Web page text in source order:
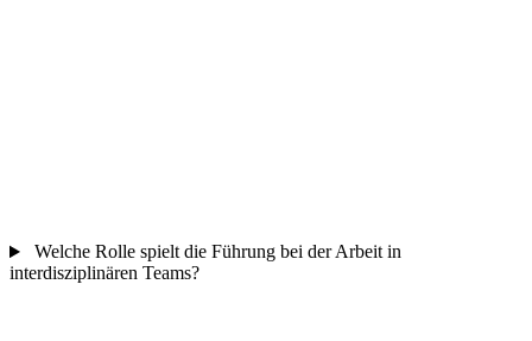
Welche Rolle spielt die Führung bei der Arbeit in
interdisziplinären Teams?